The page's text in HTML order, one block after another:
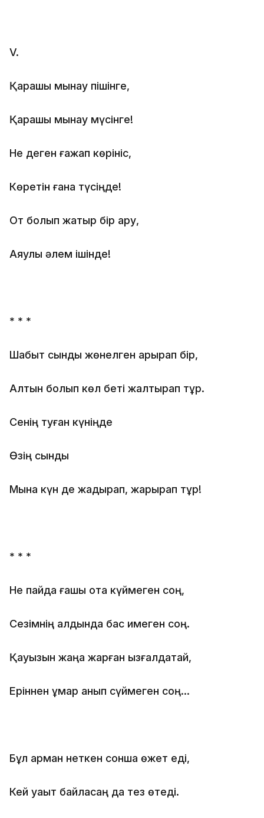
V.
Қарашы мынау пішінге,
Қарашы мынау мүсінге!
Не деген ғажап көрініс,
Көретін ғана түсіңде!
От болып жатыр бір ару,
Аяулы әлем ішінде!
* * *
Шабыт сынды жөнелген арқырап бір,
Алтын болып көл беті жалтырап тұр.
Сенің туған күніңде
Өзің сынды
Мына күн де жадырап, жарқырап тұр!
* * *
Не пайда ғашық отқа күймеген соң,
Сезімнің алдында бас имеген соң.
Қауызын жаңа жарған қызғалдақтай,
Еріннен құмар қанып сүймеген соң...
Бұл арман неткен сонша өжет еді,
Кей уақыт байласаң да тез өтеді.